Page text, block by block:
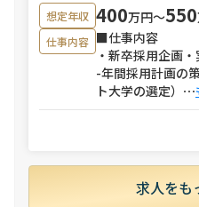
想定年収 400万円〜550
仕事内容 ■仕事内容
・新卒採用企画
-年間採用計画の
ト大学の選定） ⋯
求人をも